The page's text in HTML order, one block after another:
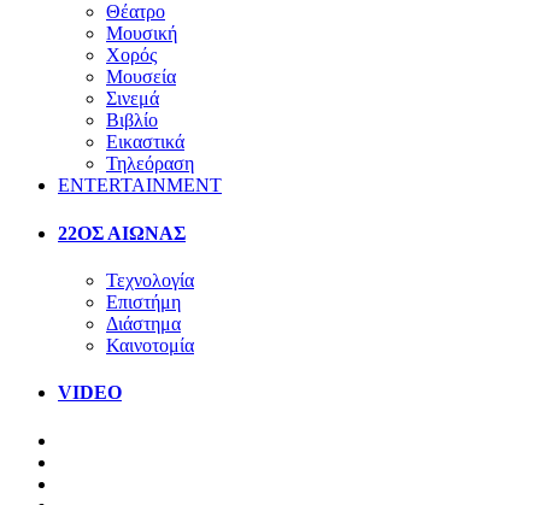
Θέατρο
Μουσική
Χορός
Μουσεία
Σινεμά
Βιβλίο
Εικαστικά
Τηλεόραση
ENTERTAINMENT
22ΟΣ ΑΙΩΝΑΣ
Τεχνολογία
Επιστήμη
Διάστημα
Καινοτομία
VIDEO